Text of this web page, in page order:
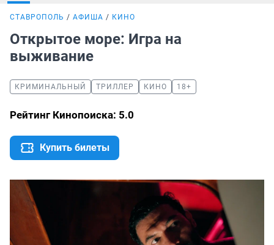
СТАВРОПОЛЬ АФИША КИНО
Открытое море: Игра на
выживание
КРИМИНАЛЬНЫЙ ТРИЛЛЕР КИНО 18+
Рейтинг Кинопоиска: 5.0
Купить билеты